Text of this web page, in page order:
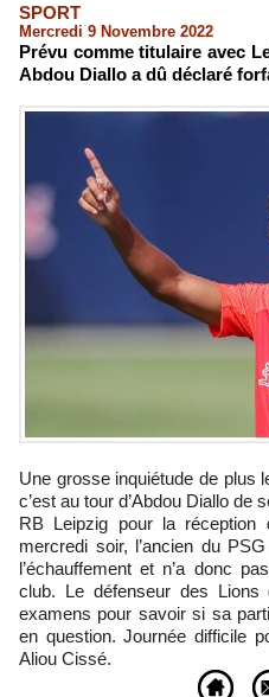
SPORT
Mercredi 9 Novembre 2022
Prévu comme titulaire avec
Abdou Diallo a dû déclaré
Une grosse inquiétude de plus le Sénégal . Après Sadio Mané ,
c’est au tour d’Abdou Diallo de
RB Leipzig pour la réception
mercredi soir, l’ancien du
l’échauffement et n’a donc
club. Le défenseur des
examens pour savoir si sa
en question. Journée difficile
Aliou Cissé.